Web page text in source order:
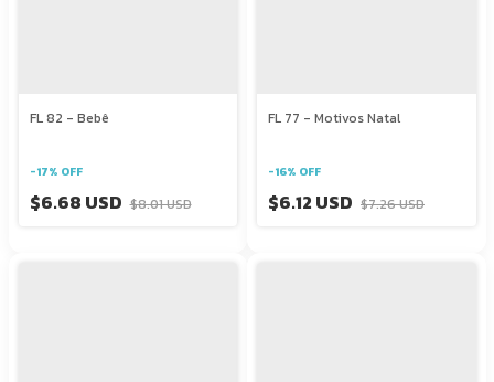
FL 82 - Bebê
-17% OFF
$6.68 USD $8.01 USD
FL 77 - Motivos Natal
-16% OFF
$6.12 USD $7.26 USD